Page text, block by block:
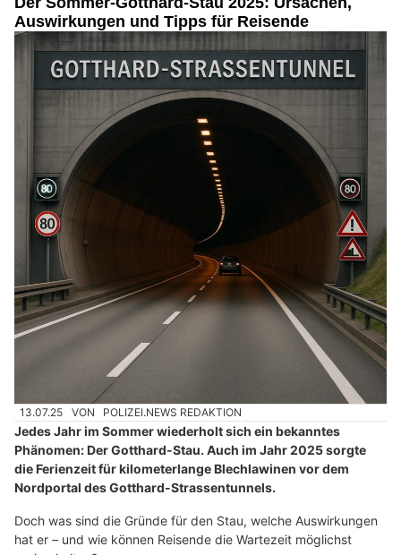
Auswirkungen und Tipps für Reisende
13.07.25 VON POLIZEI.NEWS REDAKTION
Jedes Jahr im Sommer wiederholt sich ein bekanntes
Phänomen: Der Gotthard-Stau. Auch im Jahr 2025 sorgte
die Ferienzeit für kilometerlange Blechlawinen vor dem
Nordportal des Gotthard-Strassentunnels.
Doch was sind die Gründe für den Stau, welche Auswirkungen
hat er – und wie können Reisende die Wartezeit möglichst